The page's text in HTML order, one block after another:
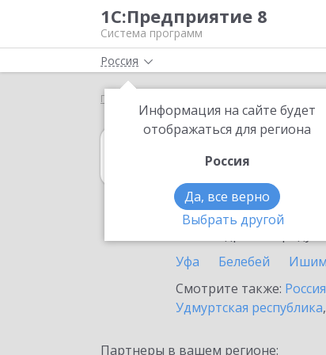
1С:Предприятие 8
Система программ
Россия
Информация на сайте будет
отображаться для региона
Россия
Да, все верно
Выбрать другой
Главная Выбор
в
Ознакомьтесь с
Уфа
Белебей
Смотрите также: Россия
Удмуртская республика,
Партнеры в вашем регионе: